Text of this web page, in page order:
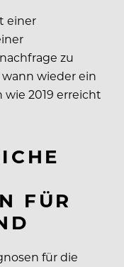
einer
zu
wieder ein
2019 erreicht
FÜR
für die